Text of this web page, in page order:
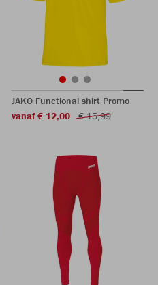
JAKO Functional shirt Promo
vanaf € 12,00
€ 15,99